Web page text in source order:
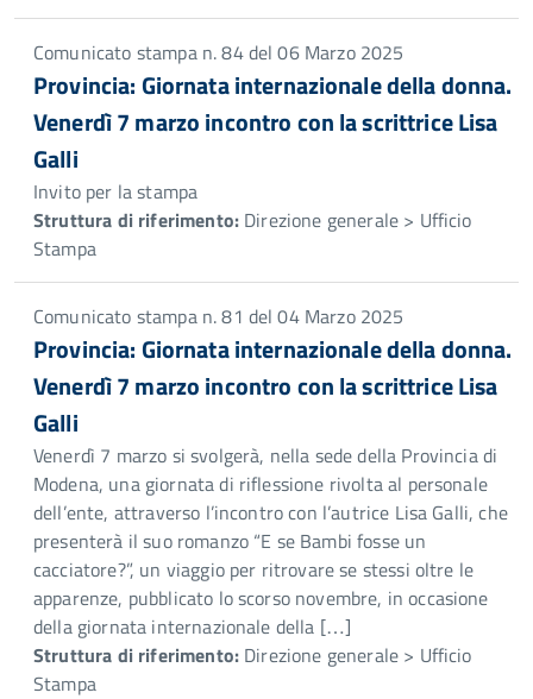
Comunicato stampa n. 84 del 06 Marzo 2025
Provincia: Giornata internazionale della donna.
Venerdì 7 marzo incontro con la scrittrice Lisa
Galli
Invito per la stampa
Struttura di riferimento: Direzione generale > Ufficio
Stampa
Comunicato stampa n. 81 del 04 Marzo 2025
Provincia: Giornata internazionale della donna.
Venerdì 7 marzo incontro con la scrittrice Lisa
Galli
Venerdì 7 marzo si svolgerà, nella sede della Provincia di
Modena, una giornata di riflessione rivolta al personale
dell’ente, attraverso l’incontro con l’autrice Lisa Galli, che
presenterà il suo romanzo “E se Bambi fosse un
cacciatore?”, un viaggio per ritrovare se stessi oltre le
apparenze, pubblicato lo scorso novembre, in occasione
della giornata internazionale della […]
Struttura di riferimento: Direzione generale > Ufficio
Stampa